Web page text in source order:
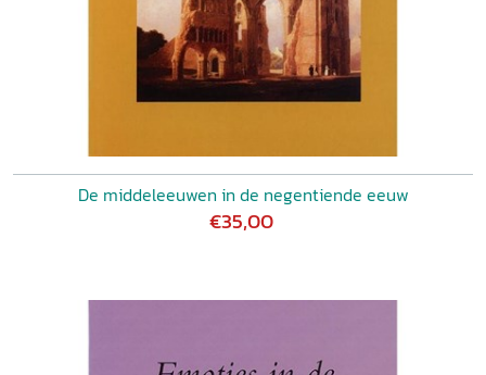
De middeleeuwen in de negentiende eeuw
€35,00